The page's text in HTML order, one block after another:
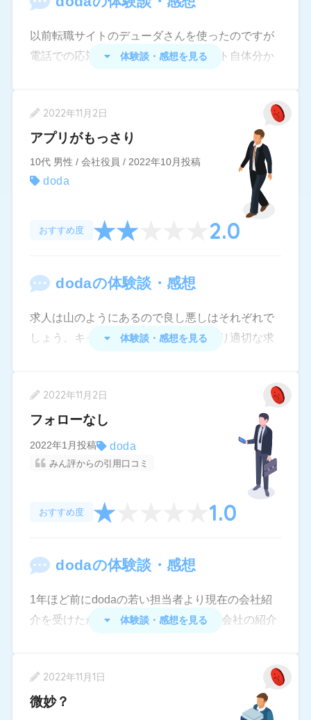
以前転職サイトのデューダさんを使ったのですが
電話での応対対応が良かったのとサイト自体分か
体験談・感想を見る
2022年11月2日
アプリがもっさり
10代 男性 / 会社役員 / 2022年10月投稿
doda
おすすめ度 2.0
dodaの体験談・感想
求人は山のようにあるので良し悪しはそれぞれで
しょう。キャリアアドバイザーがあまり適切な求
す。
また、応募メッセージの一覧を見るとき、階層が
深くなっているので進捗が把握しにくいです。UI
周りにとにかくセンスが無いとかんじました。
体験談・感想を見る
2022年11月2日
フォローなし
2022年1月投稿 doda
みん評からの引用口コミ
おすすめ度 1.0
dodaの体験談・感想
1年ほど前にdodaの若い担当者より現在の会社紹
介を受けたが今考え直すとdodaよりは会社の紹介
把握できておらずこちらから何度も聞き質さない
体験談・感想を見る
2022年11月1日
微妙？